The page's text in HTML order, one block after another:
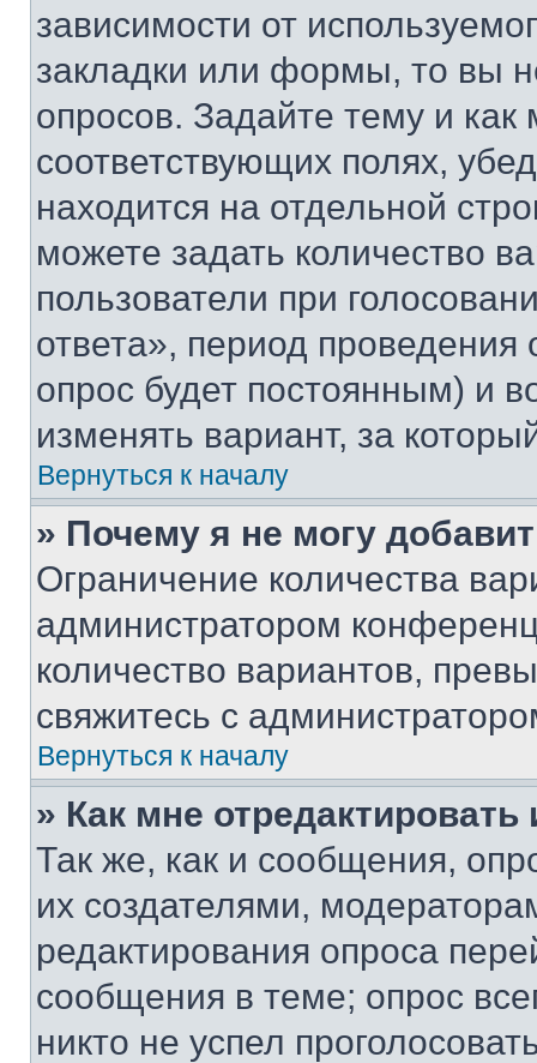
зависимости от
закладки или формы, то вы
опросов. Задайте тему и
соответствующих полях,
находится на отдельной
можете задать количество
пользователи при
ответа», период проведения
опрос будет постоянным) и
изменять вариант, за
Вернуться к началу
» Почему я не могу
Ограничение количества
администратором
количество вариантов,
свяжитесь с
Вернуться к началу
» Как мне
Так же, как и сообщения,
их создателями,
редактирования опроса
сообщения в теме; опрос
никто не успел